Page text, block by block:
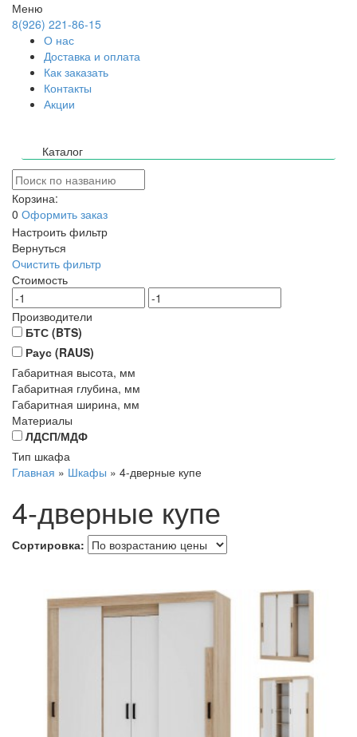
Меню
8(926) 221-86-15
О нас
Доставка и оплата
Как заказать
Контакты
Акции
Каталог
Корзина:
0 Оформить заказ
Настроить фильтр
Вернуться
Очистить фильтр
Стоимость
Производители
БТС (BTS)
Раус (RAUS)
Габаритная высота, мм
Габаритная глубина, мм
Габаритная ширина, мм
Материалы
ЛДСП/МДФ
Тип шкафа
Главная » Шкафы » 4-дверные купе
4-дверные купе
Сортировка: